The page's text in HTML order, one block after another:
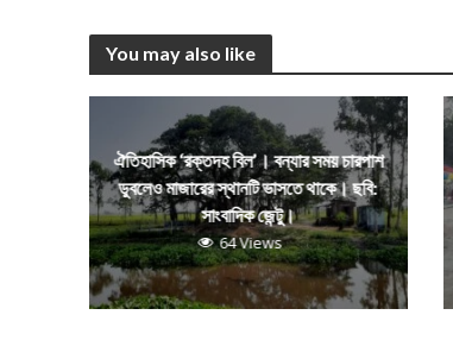
You may also like
ঐতিহাসিক ‘রক্তদহ বিল’। বন্যার সময় চারপাশ
ডুবলেও মাজারের স্থানটি ভাসতে থাকে। ছবি:
সাংবাদিক জেন্টু।
64 Views